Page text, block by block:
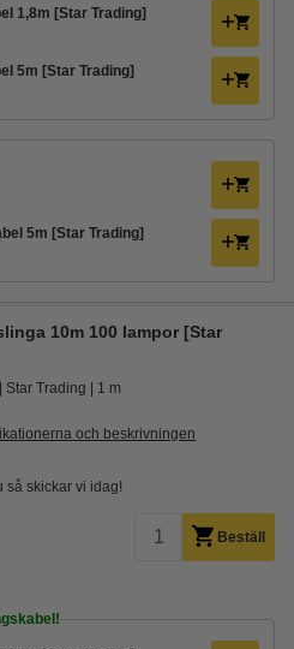
1,8m [Star Trading]
5m [Star Trading]
5m [Star Trading]
10m 100 lampor [Star
Star Trading 1 m
och beskrivningen
så skickar vi idag!
Beställ